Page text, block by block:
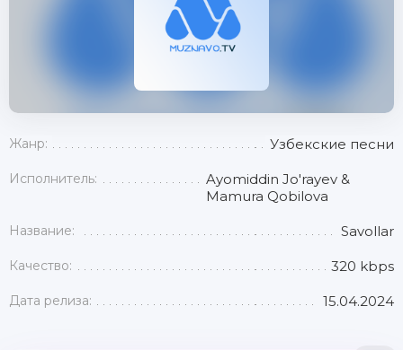
Жанр: Узбекские песни
Исполнитель:
Ayomiddin Jo'rayev &
Mamura Qobilova
Название: Savollar
Качество: 320 kbps
Дата релиза: 15.04.2024